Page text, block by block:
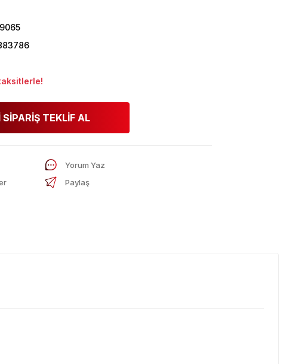
TEKLİF AL
Yorum Yaz
Paylaş